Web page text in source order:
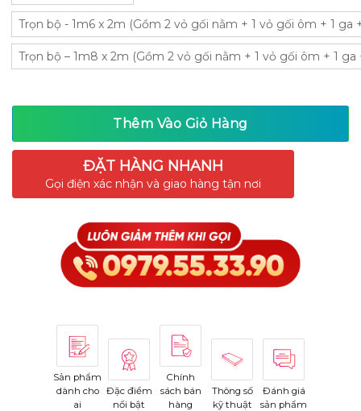
Trọn bộ - 1m6 x 2m (Gồm 2 vỏ gối nằm + 1 vỏ gối ôm + 1 ga
Trọn bộ – 1m8 x 2m (Gồm 2 vỏ gối nằm + 1 vỏ gối ôm + 1 ga
Thêm Vào Giỏ Hàng
ĐẶT HÀNG NHANH
Gọi điện xác nhận và giao hàng tận nơi
Sản phẩm
dành cho
ai
Đặc điểm
nổi bật
Chính
sách bán
hàng
Thông số
kỹ thuật
Đánh giá
sản phẩm